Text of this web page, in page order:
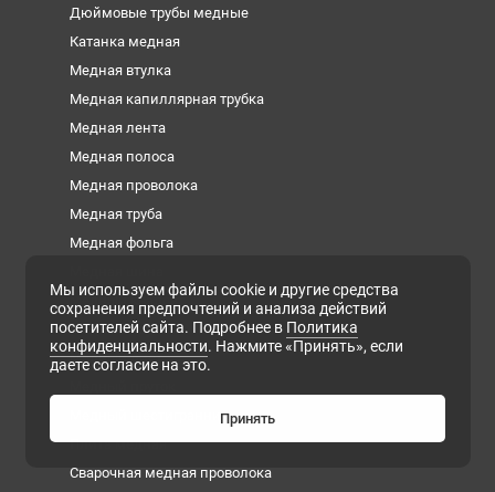
Дюймовые трубы медные
Катанка медная
Медная втулка
Медная капиллярная трубка
Медная лента
Медная полоса
Медная проволока
Медная труба
Медная фольга
Медный квадрат
Медный круг
Медный лист
Медный шестигранник
Плита медная
Сварочная медная проволока
Мы используем файлы cookie и другие средства
сохранения предпочтений и анализа действий
посетителей сайта. Подробнее в Политика
конфиденциальности. Нажмите «Принять», если
даете согласие на это.
Принять